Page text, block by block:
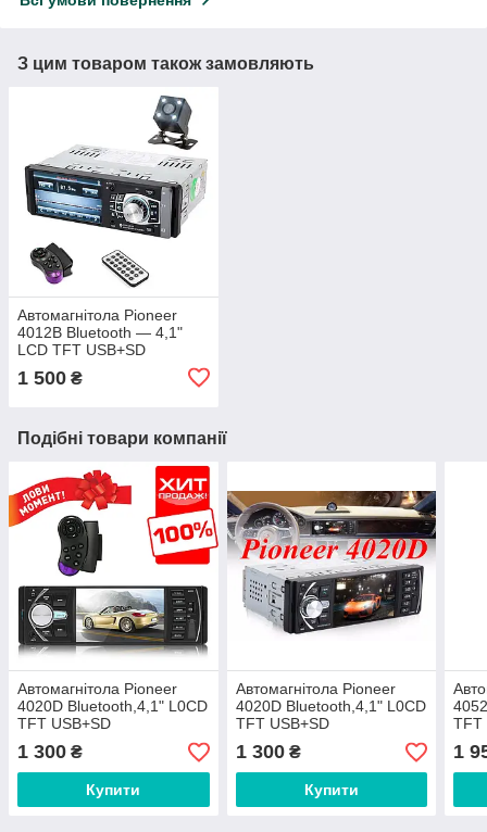
З цим товаром також замовляють
Автомагнітола Pioneer
4012B Bluetooth — 4,1"
LCD TFT USB+SD
DIVX/MP4/MP3 + КАМЕРА!
1 500 ₴
Подібні товари компанії
Автомагнітола Pioneer
4020D Bluetooth,4,1" L0CD
TFT USB+SD
DIVX/MP4/MP3 + ПУЛЬТ
НА РУЛЬ
1 300 ₴
Купити
Автомагнітола Pioneer
4020D Bluetooth,4,1" L0CD
TFT USB+SD
DIVX/MP4/MP3 + ПУЛЬТ
НА РУЛЬ
1 300₴
Купити
TFT
НА
1